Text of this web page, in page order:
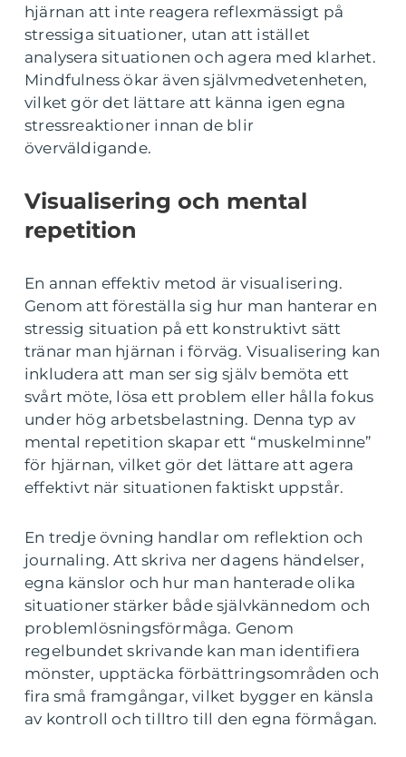
hjärnan att inte reagera reflexmässigt på
stressiga situationer, utan att istället
analysera situationen och agera med klarhet.
Mindfulness ökar även självmedvetenheten,
vilket gör det lättare att känna igen egna
stressreaktioner innan de blir
överväldigande.
Visualisering och mental
repetition
En annan effektiv metod är visualisering.
Genom att föreställa sig hur man hanterar en
stressig situation på ett konstruktivt sätt
tränar man hjärnan i förväg. Visualisering kan
inkludera att man ser sig själv bemöta ett
svårt möte, lösa ett problem eller hålla fokus
under hög arbetsbelastning. Denna typ av
mental repetition skapar ett “muskelminne”
för hjärnan, vilket gör det lättare att agera
effektivt när situationen faktiskt uppstår.
En tredje övning handlar om reflektion och
journaling. Att skriva ner dagens händelser,
egna känslor och hur man hanterade olika
situationer stärker både självkännedom och
problemlösningsförmåga. Genom
regelbundet skrivande kan man identifiera
mönster, upptäcka förbättringsområden och
fira små framgångar, vilket bygger en känsla
av kontroll och tilltro till den egna förmågan.